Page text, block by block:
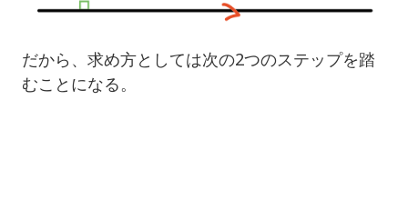
だから、求め方としては次の2つのステップを踏
むことになる。